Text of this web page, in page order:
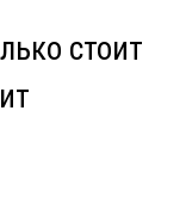
стоит